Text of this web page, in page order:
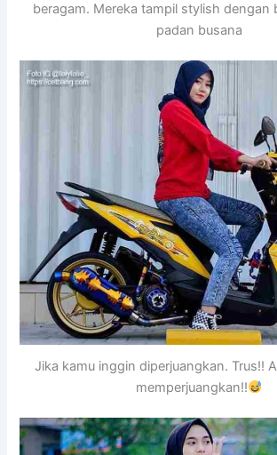
beragam. Mereka tampil stylish dengan
padan busana
Jika kamu inggin diperjuangkan. Trus!!
memperjuangkan!!